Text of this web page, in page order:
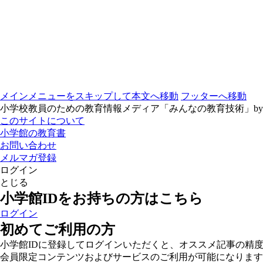
メインメニューをスキップして本文へ移動 フッターへ移動
小学校教員のための教育情報メディア「みんなの教育技術」
このサイトについて
小学館の教育書
お問い合わせ
メルマガ登録
ログイン
とじる
小学館IDをお持ちの方はこちら
ログイン
初めてご利用の方
小学館IDに登録してログインいただくと、オススメ記事の精
会員限定コンテンツおよびサービスのご利用が可能になりま